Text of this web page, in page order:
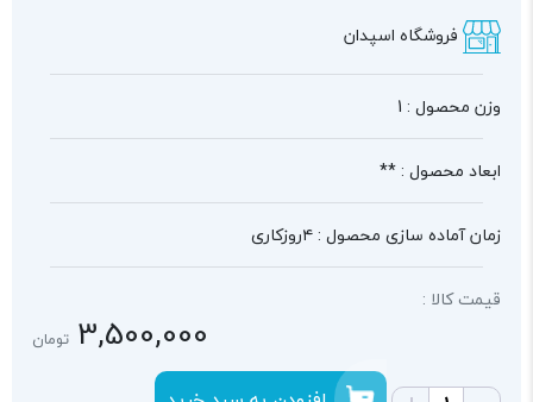
فروشگاه اسپدان
وزن محصول : 1
ابعاد محصول : **
زمان آماده سازی محصول : ۴روزکاری
قیمت کالا :
3,500,000 تومان